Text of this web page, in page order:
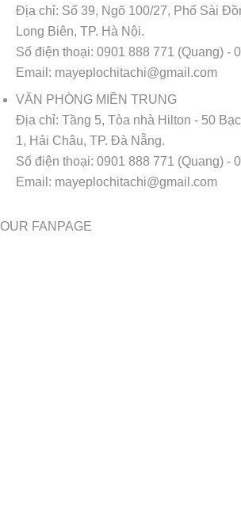
Địa chỉ: Số 39, Ngõ 100/27, Phố Sài
Long Biên, TP. Hà Nội.
Số điện thoại: 0901 888 771 (Quang) -
Email: mayeplochitachi@gmail.com
VĂN PHÒNG MIỀN TRUNG
Địa chỉ: Tầng 5, Tòa nhà Hilton - 50
1, Hải Châu, TP. Đà Nẵng.
Số điện thoại: 0901 888 771 (Quang) -
Email: mayeplochitachi@gmail.com
OUR FANPAGE